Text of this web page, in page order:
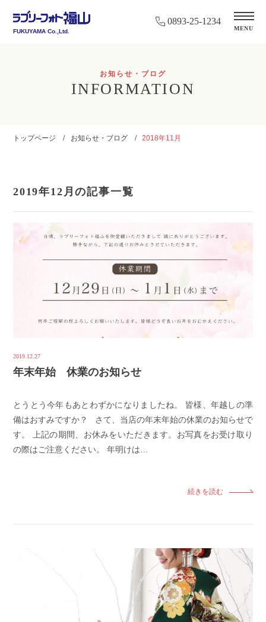
FUKUYAMA Co.,Ltd.
0893-25-1234
MENU
お知らせ・ブログ
INFORMATION
トップページ お知らせ・ブログ 2018年11月
2019年12月の記事一覧
2019.12.27
年末年始 休業のお知らせ
とうとう今年もあとわずかになりましたね。 皆様、年越しの準
備はおすみですか？ さて、当店の年末年始の休業のお知らせで
す。 上記の期間、お休みをいただきます。お写真をお受け取り
の際はご注意ください。 年明けは…
続きを読む